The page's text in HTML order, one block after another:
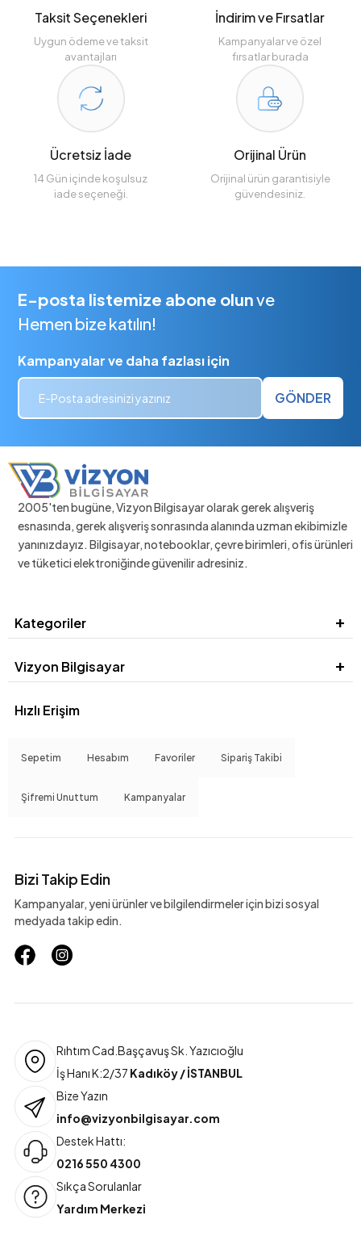
Taksit Seçenekleri
Uygun ödeme ve taksit
avantajları
İndirim ve Fırsatlar
Kampanyalar ve özel
fırsatlar burada
Ücretsiz İade
14 Gün içinde koşulsuz
iade seçeneği.
Orijinal Ürün
Orijinal ürün garantisiyle
güvendesiniz.
E-posta listemize abone olunve
Hemen bize katılın!
Kampanyalar ve daha fazlası için
GÖNDER
2005'ten bugüne, Vizyon Bilgisayar olarak gerek alışveriş
esnasında, gerek alışveriş sonrasında alanında uzman ekibimizle
yanınızdayız. Bilgisayar, notebooklar, çevre birimleri, ofis ürünleri
ve tüketici elektroniğinde güvenilir adresiniz.
Kategoriler
Vizyon Bilgisayar
Hızlı Erişim
Sepetim Hesabım Favoriler Sipariş Takibi
Şifremi Unuttum Kampanyalar
Bizi Takip Edin
Kampanyalar, yeni ürünler ve bilgilendirmeler için bizi sosyal
medyada takip edin.
Rıhtım Cad.Başçavuş Sk. Yazıcıoğlu
İş Hanı K:2/37 Kadıköy / İSTANBUL
Bize Yazın
info@vizyonbilgisayar.com
Destek Hattı:
0216 550 4300
Sıkça Sorulanlar
Yardım Merkezi